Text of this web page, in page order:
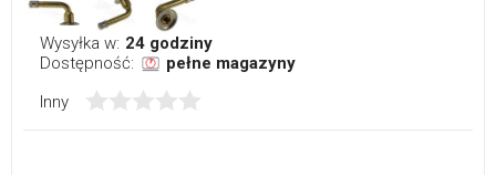
Wysyłka w: 24 godziny
Dostępność:
pełne magazyny
Inny